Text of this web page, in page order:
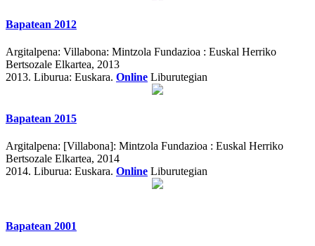
Bapatean 2012
Argitalpena: Villabona: Mintzola Fundazioa : Euskal Herriko
Bertsozale Elkartea, 2013
2013. Liburua: Euskara. Online Liburutegian
Bapatean 2015
Argitalpena: [Villabona]: Mintzola Fundazioa : Euskal Herriko
Bertsozale Elkartea, 2014
2014. Liburua: Euskara. Online Liburutegian
Bapatean 2001